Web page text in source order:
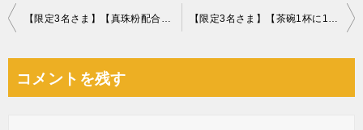
投
ビ
コメントを残す